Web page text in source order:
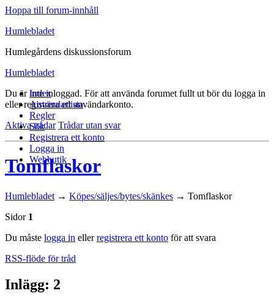
Hoppa till forum-innhåll
Humlebladet
Humlegårdens diskussionsforum
Humlebladet
Index
Användarlista
Regler
Sök
Registrera ett konto
Logga in
Webbutik
Du är inte inloggad. För att använda forumet fullt ut bör du logga in
eller registrera ett användarkonto.
Aktiva trådar Trådar utan svar
Tomflaskor
Humlebladet → Köpes/säljes/bytes/skänkes → Tomflaskor
Sidor 1
Du måste logga in ellerregistrera ett konto för att svara
RSS-flöde för tråd
Inlägg: 2